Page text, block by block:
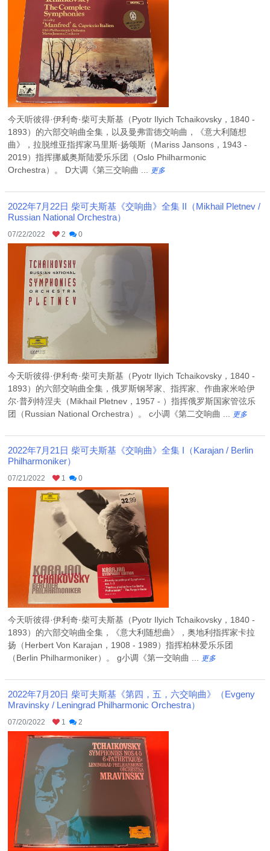
今天听彼得·伊利奇·柴可夫斯基（Pyotr Ilyich Tchaikovsky，1840 -
1893）的六部交响曲全集，以及曼弗雷德交响曲，《意大利随想
曲》，拉脱维亚指挥家马里斯·扬颂斯（Mariss Jansons，1943 -
2019）指挥挪威奥斯陆爱乐乐团（Oslo Philharmonic
Orchestra）。 D大调《第三交响曲 ...
更多
2022年7月22日 柴可夫斯基《交响曲》全集 II（Mikhail Pletnev /
Russian National Orchestra）
07/22/2022 2 0
今天听彼得·伊利奇·柴可夫斯基（Pyotr Ilyich Tchaikovsky，1840 -
1893）的六部交响曲全集，俄罗斯钢琴家、指挥家、作曲家米哈伊
尔·普列特涅夫（Mikhail Pletnev，1957 - ）指挥俄罗斯国家管弦乐
团（Russian National Orchestra）。 c小调《第二交响曲 ...
更多
2022年7月21日 柴可夫斯基《交响曲》全集 I（Karajan / Berlin
Philharmoniker）
07/21/2022 1 0
今天听彼得·伊利奇·柴可夫斯基（Pyotr Ilyich Tchaikovsky，1840 -
1893）的六部交响曲全集，《意大利随想曲》，奥地利指挥家卡拉
扬（Herbert Von Karajan，1908 - 1989）指挥柏林爱乐乐团
（Berlin Philharmoniker）。 g小调《第一交响曲 ...
更多
2022年7月20日 柴可夫斯基《第四，五，六交响曲》（Evgeny
Mravinsky / Leningrad Philharmonic Orchestra）
07/20/2022 1 2